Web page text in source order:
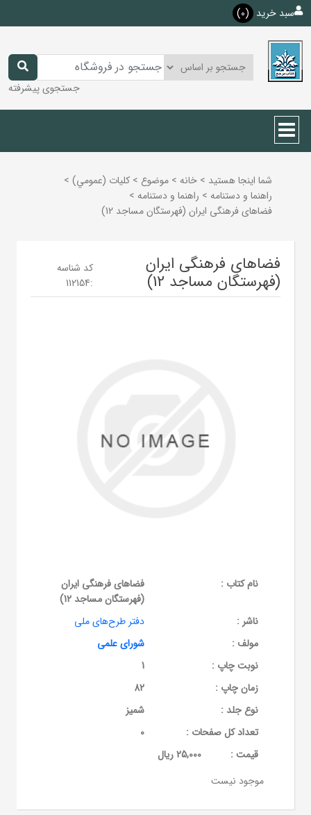
سبد خرید (0)
جستجوی پیشرفته
شما اینجا هستید > خانه > موضوع > كليات (عمومي) >
راهنما و دستنامه > راهنما و دستنامه >
فضاهای فرهنگی ایران (فهرستگان مساجد 12)
فضاهای فرهنگی ایران
(فهرستگان مساجد 12)
کد شناسه
:
112154
نام کتاب :
فضاهای فرهنگی ایران
(فهرستگان مساجد 12)
ناشر :
دفتر طرح‌های ملی
مولف :
شورای علمی
نوبت چاپ :
1
زمان چاپ :
82
نوع جلد :
شمیز
تعداد کل صفحات :
0
قيمت :
25,000 ریال
موجود نیست